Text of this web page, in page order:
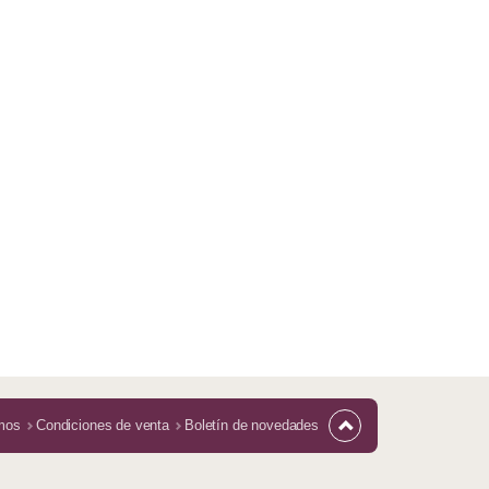
Condiciones de venta Boletín de novedades